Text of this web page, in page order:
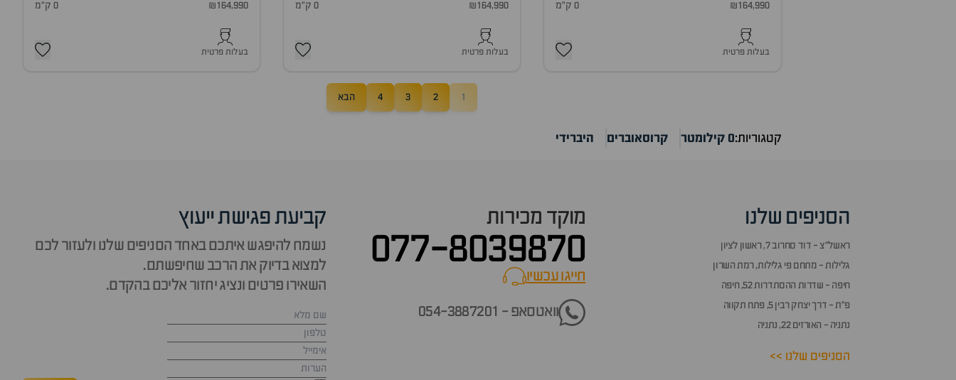
₪164,990 0 ק"מ
בעלות פרטית
₪164,990 0 ק"מ
בעלות פרטית
₪164,990 0 ק"מ
בעלות פרטית
1
2
3
4 הבא
קטגוריות:0 קילומטר קרוסאוברים היברידי
הסניפים שלנו
ראשל״צ - דוד סחרוב 7, ראשון לציון
גלילות - מתחם פי גלילות, רמת השרון
חיפה - שדרות ההסתדרות 52, חיפה
פ״ת - דרך יצחק רבין 5, פתח תקווה
נתניה - האורזים 22, נתניה
הסניפים שלנו >>
מוקד מכירות
077-8039870
חייגו עכשיוcall now
וואטסאפ - 054-3887201
קביעת פגישת ייעוץ
נשמח להיפגש איתכם באחד הסניפים שלנו ולעזור לכם
למצוא בדיוק את הרכב שחיפשתם.
השאירו פרטים ונציג יחזור אליכם בהקדם.